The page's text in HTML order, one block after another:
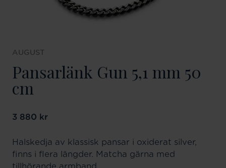
AUGUST
Pansarlänk Gun 5,1 mm 50
cm
Pris:3 880 kr
3 880 kr
Halskedja av klassisk pansar i oxiderat silver,
finns i flera längder. Matcha gärna med